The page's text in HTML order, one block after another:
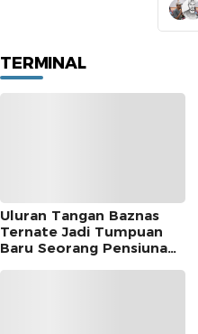
TERMINAL
Uluran Tangan Baznas
Ternate Jadi Tumpuan
Baru Seorang Pensiunan